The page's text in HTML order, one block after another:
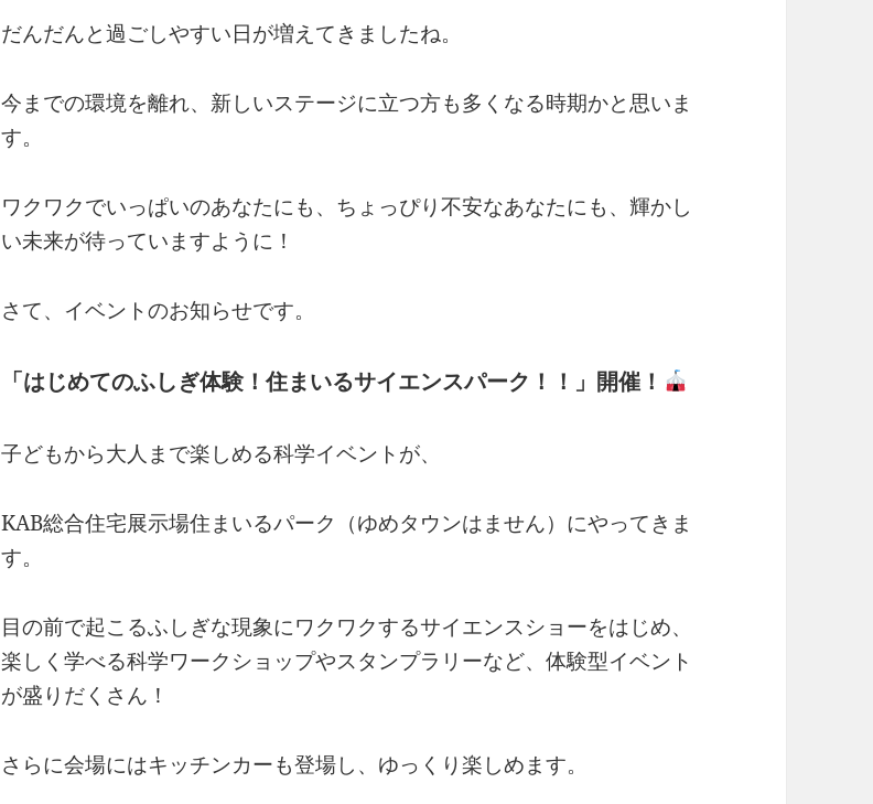
だんだんと過ごしやすい日が増えてきましたね。
今までの環境を離れ、新しいステージに立つ方も多くなる時期かと思いま
す。
ワクワクでいっぱいのあなたにも、ちょっぴり不安なあなたにも、輝かし
い未来が待っていますように！
さて、イベントのお知らせです。
「はじめてのふしぎ体験！住まいるサイエンスパーク！！」開催！
子どもから大人まで楽しめる科学イベントが、
KAB総合住宅展示場住まいるパーク（ゆめタウンはません）にやってきま
す。
目の前で起こるふしぎな現象にワクワクするサイエンスショーをはじめ、
楽しく学べる科学ワークショップやスタンプラリーなど、体験型イベント
が盛りだくさん！
さらに会場にはキッチンカーも登場し、ゆっくり楽しめます。